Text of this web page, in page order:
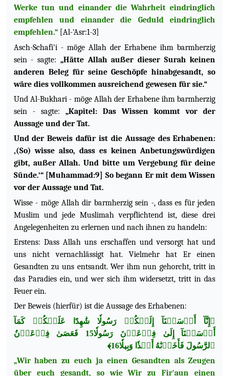
Werke tun und einander die Wahrheit eindringlich
empfehlen und einander die Geduld eindringlich
empfehlen.“[Al-'Asr:1-3]
Asch-Schafi'i - möge Allah der Erhabene ihm barmherzig
sein - sagte: „Hätte Allah außer dieser Surah keinen
anderen Beleg für seine Geschöpfe hinabgesandt, so
wäre dies vollkommen ausreichend gewesen für sie.“
Und Al-Bukhari - möge Allah der Erhabene ihm barmherzig
sein - sagte: „Kapitel: Das Wissen kommt vor der
Aussage und der Tat.
Und der Beweis dafür ist die Aussage des Erhabenen:
‚(So) wisse also, dass es keinen Anbetungswürdigen
gibt, außer Allah. Und bitte um Vergebung für deine
Sünde.‘“ [Muhammad:9] So begann Er mit dem Wissen
vor der Aussage und Tat.
Wisse - möge Allah dir barmherzig sein -, dass es für jeden
Muslim und jede Muslimah verpflichtend ist, diese drei
Angelegenheiten zu erlernen und nach ihnen zu handeln:
Erstens: Dass Allah uns erschaffen und versorgt hat und
uns nicht vernachlässigt hat. Vielmehr hat Er einen
Gesandten zu uns entsandt. Wer ihm nun gehorcht, tritt in
das Paradies ein, und wer sich ihm widersetzt, tritt in das
Feuer ein.
Der Beweis (hierfür) ist die Aussage des Erhabenen:
﴿إِنَّآ أَرۡسَلۡنَآ إِلَيۡكُمۡ رَسُولٗا شَٰهِدًا عَلَيۡكُمۡ كَمَآ
أَرۡسَلۡنَآ إِلَىٰ فِرۡعَوۡنَ رَسُولٗا15 فَعَصَىٰ فِرۡعَوۡنُ
ٱلرَّسُولَ فَأَخَذۡنَٰهُ أَخۡذٗا وَبِيلٗا16﴾
„Wir haben zu euch ja einen Gesandten als Zeugen
über euch gesandt, so wie Wir zu Fir'aun einen